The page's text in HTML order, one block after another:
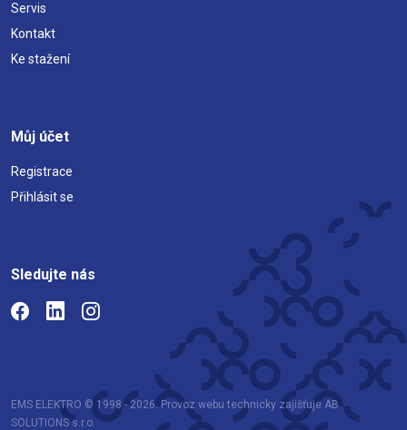
Servis
Kontakt
Ke stažení
Můj účet
Registrace
Přihlásit se
Sledujte nás
EMS ELEKTRO © 1998 - 2026. Provoz webu technicky zajišťuje AB
SOLUTIONS s.r.o.